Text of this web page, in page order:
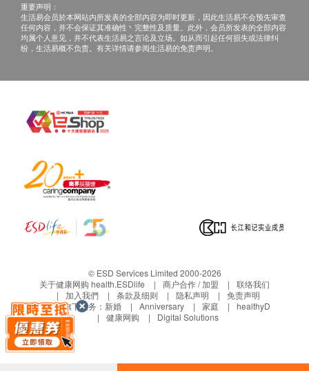
医护人员讲解报告
2. 当面讲解：需至少提前1个工作日预约具体时间
（联络电话：+86 400-995-3330或 +86 0755-
29951118），体检客户在约定时间到医疗中心聼医生
如有争议，健康网购health.ESDlife及医疗中心保
留最后决定权。
途。当阁下身体健康出现任何疾病征兆时，应立即
谘询有认可资格的医生，作出诊断及治疗。
health.ESDlife】并没有经营或提供本服务/产品。
网购health.ESDlife概不负责。一切有关的索偿或
查询，须向提供服务之体检中心或商户提出。
重要声明：
生活易会员於本网站内所发表的全部内容为即时更新，因此生活易不会预先审查
任何内容，并不会保证其准确性丶完整性及质量。此外，会员所发表的全部内容
均属个人意见，并不代表生活易之言论及立场。如从而引起任何损失或法律纠
纷，生活易概不负责。有关详情请参阅生活易的免责声明。
© ESD Services Limited 2000-2026
关于健康网购 health.ESDlife
商户合作 / 加盟
联络我们
加入我們
条款及细则 隐私声明
免责声明
生活易旗下业务： 新婚 Anniversary 家庭
healthyD
健康网购
Digital Solutions